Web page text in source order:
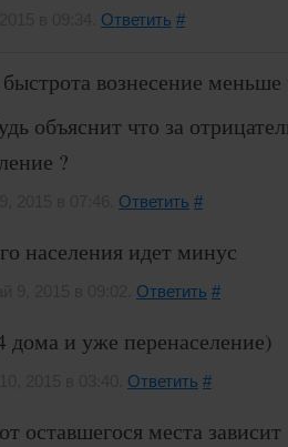
Ответить #
вознесение
объяснит что за
?
Ответить #
населения идет минус
Ответить #
дома и уже перенаселение)
Ответить #
оставшегося места